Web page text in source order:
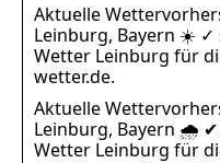
Aktuelle
Leinburg, Bayern ☀️
Wetter Leinburg für
wetter.de.
Aktuelle
Leinburg, Bayern 🌧️
Wetter Leinburg für